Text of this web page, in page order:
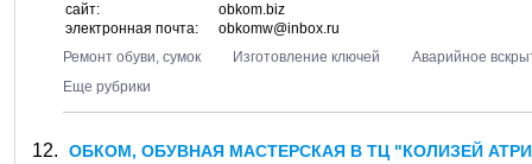
сайт:
obkom.biz
электронная почта:
obkomw@inbox.ru
Ремонт обуви, сумок
Изготовление ключей
Аварийное
Еще рубрики
ОБКОМ, ОБУВНАЯ МАСТЕРСКАЯ В ТЦ "КОЛИЗЕЙ